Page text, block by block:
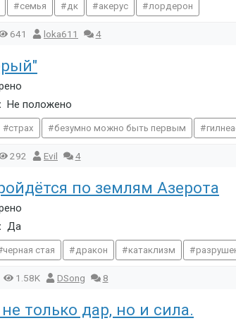
семья дк акерус лордерон
641 loka611 4
Не положено
страх безумно можно быть первым
292 Evil 4
по землям Азерота
Да
черная стая дракон катаклизм
1.58K DSong 8
только дар, но и сила.